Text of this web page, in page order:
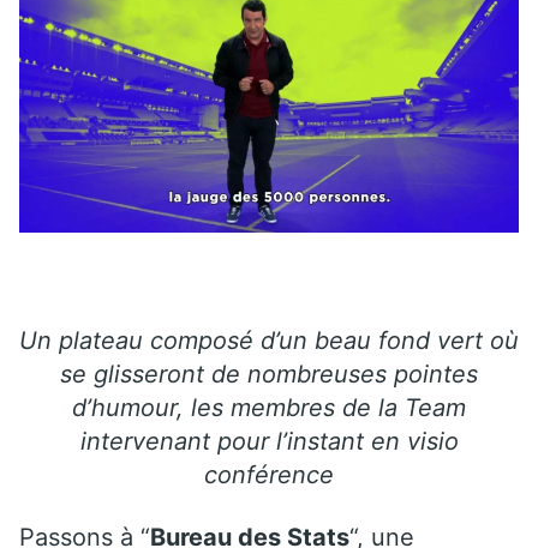
Un plateau composé d’un beau fond vert où
se glisseront de nombreuses pointes
d’humour, les membres de la Team
intervenant pour l’instant en visio
conférence
Passons à “Bureau des Stats“, une